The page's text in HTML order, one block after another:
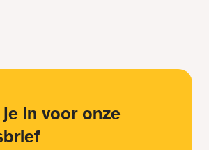
in voor onze